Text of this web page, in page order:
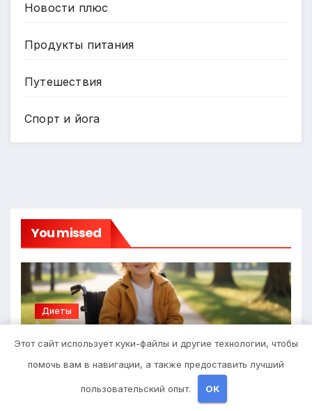
Новости плюс
Продукты питания
Путешествия
Спорт и йога
You missed
Диеты
Детские инвалидные кресла-
коляски с ручным приводом
STUDIOHALLO_
Этот сайт использует куки-файлы и другие технологии, чтобы
помочь вам в навигации, а также предоставить лучший
пользовательский опыт. OK